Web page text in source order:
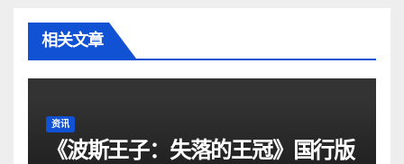
相关文章
资讯
《波斯王子：失落的王冠》国行版